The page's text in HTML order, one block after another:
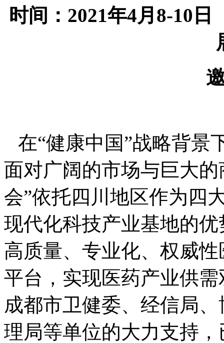
时间： 2021年4月 8-10 日
在“健康中国”战略背景
面对广阔的市场与巨大
会”依托四川地区作为四
现代化科技产业基地的
高质量、专业化、权威
平台，实现医药产业供
成都市卫健委、经信局
理局等单位的大力支持